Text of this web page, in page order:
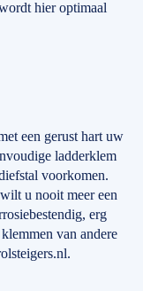
hier optimaal
een gerust hart uw
ladderklem
voorkomen.
u nooit meer een
erg
van andere